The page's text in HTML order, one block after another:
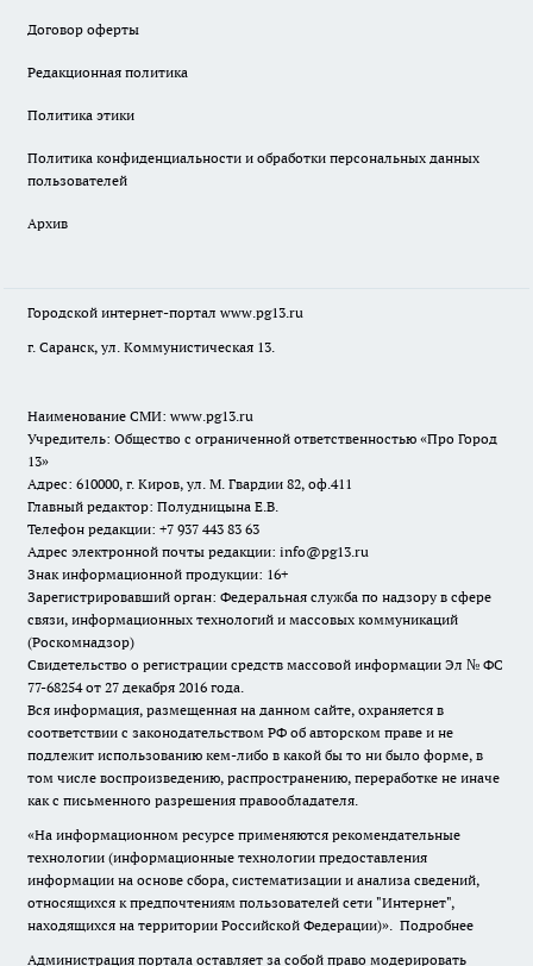
Договор оферты
Редакционная политика
Политика этики
Политика конфиденциальности и обработки персональных данных
пользователей
Архив
Городской интернет-портал www.pg13.ru
г. Саранск, ул. Коммунистическая 13.
Наименование СМИ: www.pg13.ru
Учредитель: Общество с ограниченной ответственностью «Про Город
13»
Адрес: 610000, г. Киров, ул. М. Гвардии 82, оф.411
Главный редактор: Полудницына Е.В.
Телефон редакции: +7 937 443 83 63
Адрес электронной почты редакции: info@pg13.ru
Знак информационной продукции: 16+
Зарегистрировавший орган: Федеральная служба по надзору в сфере
связи, информационных технологий и массовых коммуникаций
(Роскомнадзор)
Свидетельство о регистрации средств массовой информации Эл № ФС
77-68254 от 27 декабря 2016 года.
Вся информация, размещенная на данном сайте, охраняется в
соответствии с законодательством РФ об авторском праве и не
подлежит использованию кем-либо в какой бы то ни было форме, в
том числе воспроизведению, распространению, переработке не иначе
как с письменного разрешения правообладателя.
«На информационном ресурсе применяются рекомендательные
технологии (информационные технологии предоставления
информации на основе сбора, систематизации и анализа сведений,
относящихся к предпочтениям пользователей сети "Интернет",
находящихся на территории Российской Федерации)». Подробнее
Администрация портала оставляет за собой право модерировать